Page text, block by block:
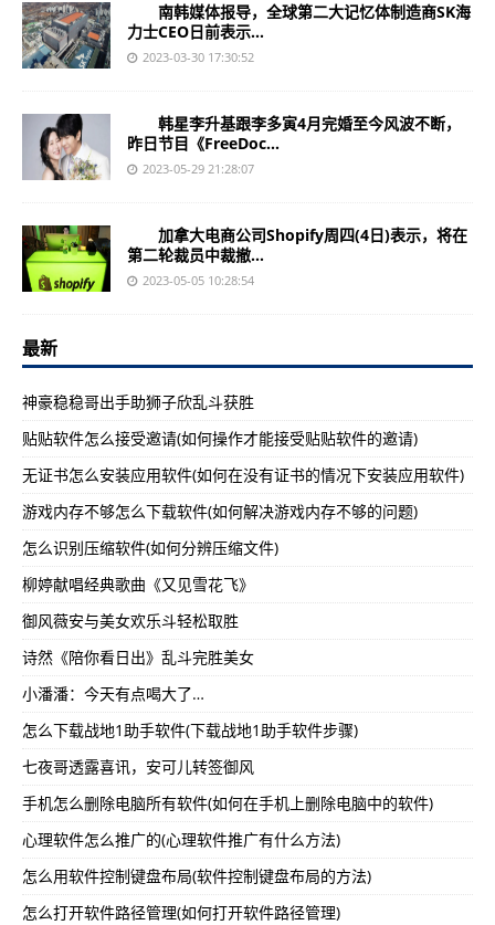
南韩媒体报导，全球第二大记忆体制造商SK海
力士CEO日前表示...
2023-03-30 17:30:52
韩星李升基跟李多寅4月完婚至今风波不断，
昨日节目《FreeDoc...
2023-05-29 21:28:07
加拿大电商公司Shopify周四(4日)表示，将在
第二轮裁员中裁撤...
2023-05-05 10:28:54
最新
神豪稳稳哥出手助狮子欣乱斗获胜
贴贴软件怎么接受邀请(如何操作才能接受贴贴软件的邀请)
无证书怎么安装应用软件(如何在没有证书的情况下安装应用软件)
游戏内存不够怎么下载软件(如何解决游戏内存不够的问题)
怎么识别压缩软件(如何分辨压缩文件)
柳婷献唱经典歌曲《又见雪花飞》
御风薇安与美女欢乐斗轻松取胜
诗然《陪你看日出》乱斗完胜美女
小潘潘：今天有点喝大了…
怎么下载战地1助手软件(下载战地1助手软件步骤)
七夜哥透露喜讯，安可儿转签御风
手机怎么删除电脑所有软件(如何在手机上删除电脑中的软件)
心理软件怎么推广的(心理软件推广有什么方法)
怎么用软件控制键盘布局(软件控制键盘布局的方法)
怎么打开软件路径管理(如何打开软件路径管理)